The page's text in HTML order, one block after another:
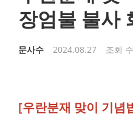
장엄불 불사
문사수 2024.08.27 조회 수
[우란분재 맞이 기념